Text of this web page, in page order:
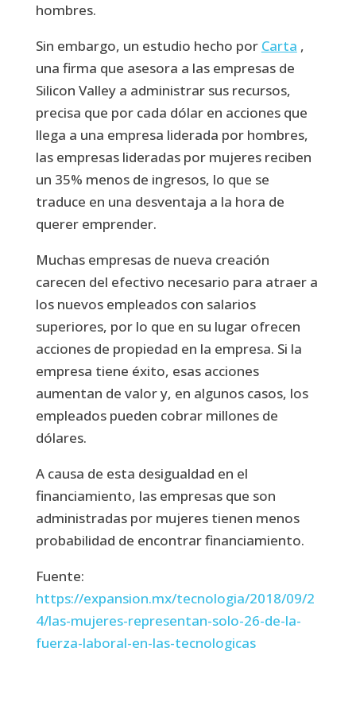
hombres.
Sin embargo, un estudio hecho por Carta ,
una firma que asesora a las empresas de
Silicon Valley a administrar sus recursos,
precisa que por cada dólar en acciones que
llega a una empresa liderada por hombres,
las empresas lideradas por mujeres reciben
un 35% menos de ingresos, lo que se
traduce en una desventaja a la hora de
querer emprender.
Muchas empresas de nueva creación
carecen del efectivo necesario para atraer a
los nuevos empleados con salarios
superiores, por lo que en su lugar ofrecen
acciones de propiedad en la empresa. Si la
empresa tiene éxito, esas acciones
aumentan de valor y, en algunos casos, los
empleados pueden cobrar millones de
dólares.
A causa de esta desigualdad en el
financiamiento, las empresas que son
administradas por mujeres tienen menos
probabilidad de encontrar financiamiento.
Fuente:
https://expansion.mx/tecnologia/2018/09/2
4/las-mujeres-representan-solo-26-de-la-
fuerza-laboral-en-las-tecnologicas